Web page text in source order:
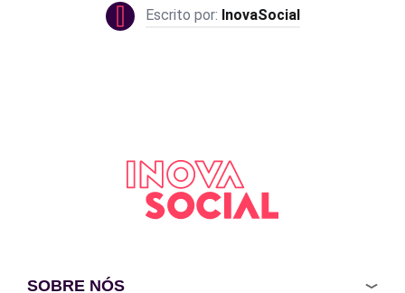
InovaSocial
SOBRE NÓS